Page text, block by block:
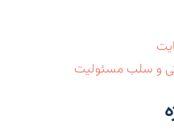
و سلب مسئولیت